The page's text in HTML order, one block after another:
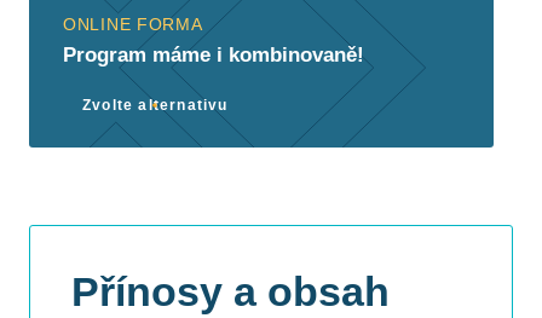
ONLINE FORMA
Program máme i kombinovaně!
Zvolte alternativu
Přínosy a obsah